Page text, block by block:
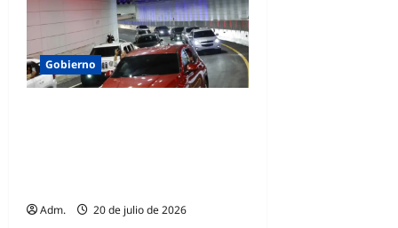
Gobierno
Adm. 20 de julio de 2026